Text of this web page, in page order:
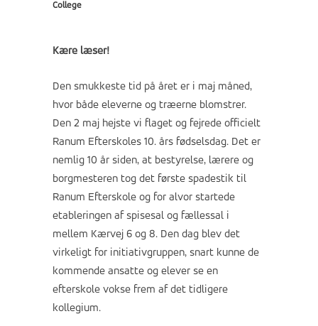
College
Kære læser!
Den smukkeste tid på året er i maj måned,
hvor både eleverne og træerne blomstrer.
Den 2 maj hejste vi flaget og fejrede officielt
Ranum Efterskoles 10. års fødselsdag. Det er
nemlig 10 år siden, at bestyrelse, lærere og
borgmesteren tog det første spadestik til
Ranum Efterskole og for alvor startede
etableringen af spisesal og fællessal i
mellem Kærvej 6 og 8. Den dag blev det
virkeligt for initiativgruppen, snart kunne de
kommende ansatte og elever se en
efterskole vokse frem af det tidligere
kollegium.